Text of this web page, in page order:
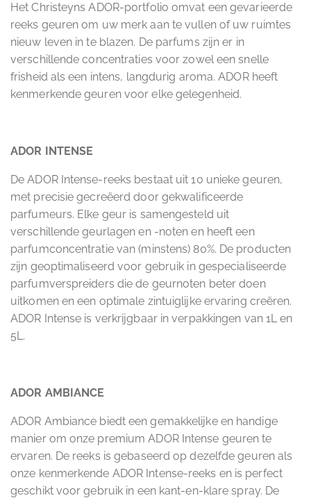
Het Christeyns ADOR-portfolio omvat een gevarieerde
reeks geuren om uw merk aan te vullen of uw ruimtes
nieuw leven in te blazen. De parfums zijn er in
verschillende concentraties voor zowel een snelle
frisheid als een intens, langdurig aroma. ADOR heeft
kenmerkende geuren voor elke gelegenheid.
ADOR INTENSE
De ADOR Intense-reeks bestaat uit 10 unieke geuren,
met precisie gecreëerd door gekwalificeerde
parfumeurs. Elke geur is samengesteld uit
verschillende geurlagen en -noten en heeft een
parfumconcentratie van (minstens) 80%. De producten
zijn geoptimaliseerd voor gebruik in gespecialiseerde
parfumverspreiders die de geurnoten beter doen
uitkomen en een optimale zintuiglijke ervaring creëren.
ADOR Intense is verkrijgbaar in verpakkingen van 1L en
5L.
ADOR AMBIANCE
ADOR Ambiance biedt een gemakkelijke en handige
manier om onze premium ADOR Intense geuren te
ervaren. De reeks is gebaseerd op dezelfde geuren als
onze kenmerkende ADOR Intense-reeks en is perfect
geschikt voor gebruik in een kant-en-klare spray. De